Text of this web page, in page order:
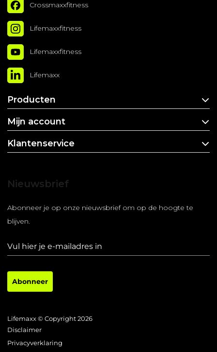
Crossmaxxfitness
Lifemaxxfitness
Lifemaxxfitness
Lifemaxx
Producten
Mijn account
Klantenservice
Nieuwsbrief
Abonneer je op onze nieuwsbrief om op de hoogte te
blijven.
Abonneer
Lifemaxx © Copyright 2026
Disclaimer
Privacyverklaring